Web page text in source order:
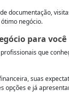
documentação,
negócio.
para você
que
suas
e já